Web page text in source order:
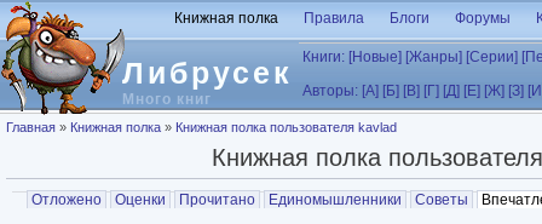
Перейти к основному содержанию
Либрусек
Много книг
Книжная полка Правила Блоги Форумы
Книги: [Новые] [Жанры] [Серии]
Авторы: [А] [Б] [В] [Г] [Д] [Е] [Ж] [З]
Вы здесь
Главная » Книжная полка » Книжная полка пользователя kavlad
Книжная полка
Главные вкладки
Отложено Оценки Прочитано Единомышленники Советы
Вторичные вкладки